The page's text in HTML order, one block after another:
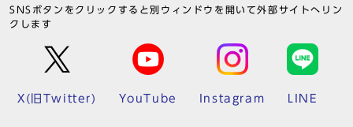
SNSボタンをクリックすると別ウィンドウを開いて外部サイトへリン
クします
X(旧Twitter) YouTube Instagram LINE